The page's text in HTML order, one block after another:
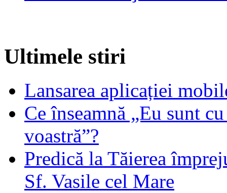
Ultimele stiri
Lansarea aplicației
Ce înseamnă „Eu sunt
voastră”?
Predică la Tăierea
Sf. Vasile cel Mare